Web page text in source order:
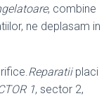
, combine
ne deplasam in
Reparatiiplaci
1, sector 2,